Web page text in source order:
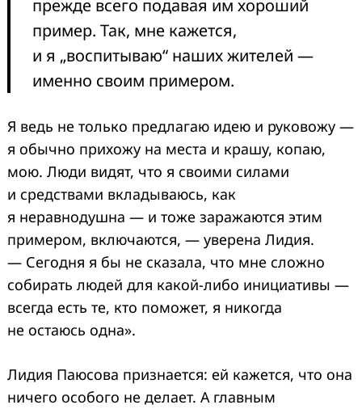
прежде всего подавая им хороший
пример. Так, мне кажется,
и я „воспитываю“ наших жителей —
именно своим примером.
Я ведь не только предлагаю идею и руковожу —
я обычно прихожу на места и крашу, копаю,
мою. Люди видят, что я своими силами
и средствами вкладываюсь, как
я неравнодушна — и тоже заражаются этим
примером, включаются, — уверена Лидия.
— Сегодня я бы не сказала, что мне сложно
собирать людей для какой-либо инициативы —
всегда есть те, кто поможет, я никогда
не остаюсь одна».
Лидия Паюсова признается: ей кажется, что она
ничего особого не делает. А главным